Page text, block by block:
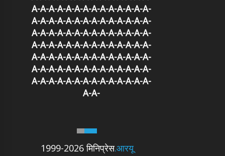
1999-2026 मिनिप्रेस.आरयू
A-A-A-A-A-A-A-A-A-A-A-A-A-A-
A-A-A-A-A-A-A-A-A-A-A-A-A-A-
A-A-A-A-A-A-A-A-A-A-A-A-A-A-
A-A-A-A-A-A-A-A-A-A-A-A-A-A-
A-A-A-A-A-A-A-A-A-A-A-A-A-A-
A-A-A-A-A-A-A-A-A-A-A-A-A-A-
A-A-A-A-A-A-A-A-A-A-A-A-A-A-
A-A-